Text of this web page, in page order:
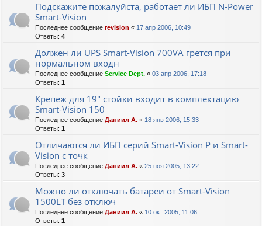
Подскажите пожалуйста, работает ли ИБП N-Power
Smart-Vision
Последнее сообщение revision « 17 апр 2006, 10:49
Ответы: 4
Должен ли UPS Smart-Vision 700VA грется при
нормальном входн
Последнее сообщение Service Dept. « 03 апр 2006, 17:18
Ответы: 1
Крепеж для 19" стойки входит в комплектацию
Smart-Vision 150
Последнее сообщение Даниил А. « 18 янв 2006, 15:33
Ответы: 1
Отличаются ли ИБП серий Smart-Vision Р и Smart-
Vision с точк
Последнее сообщение Даниил А. « 25 ноя 2005, 13:22
Ответы: 3
Можно ли отключать батареи от Smart-Vision
1500LT без отключ
Последнее сообщение Даниил А. « 10 окт 2005, 11:06
Ответы: 1